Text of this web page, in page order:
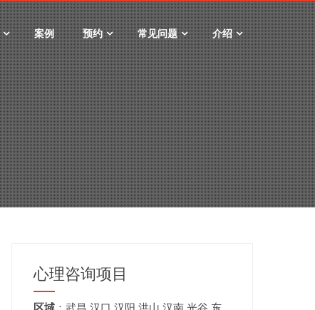
案例 预约 常见问题 介绍
心理咨询项目
区域： 武昌 汉口 汉阳 洪山 汉南 光谷 东